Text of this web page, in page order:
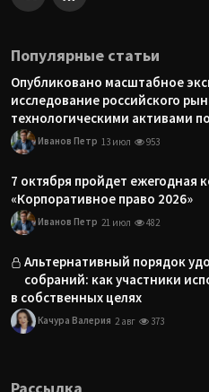
Популярные статьи
Опубликовано масштабное
исследование российского
технологическими активами
Иванов Петр 13 июл 953
7 октября пройдет ежегодная
«Корпоративное право 2026»
Иванов Петр 21 июл 482
Альтернативный порядок
собраний: как участники
в собственных целях
Качура Валерия 2 авг 373